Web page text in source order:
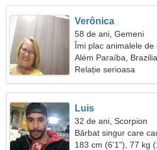
Verônica
58 de ani, Gemeni
Îmi plac animalele
Além Paraíba, Brazilia
Relație serioasa
Luis
32 de ani, Scorpion
Bărbat singur care
183 cm (6'1"), 77 kg